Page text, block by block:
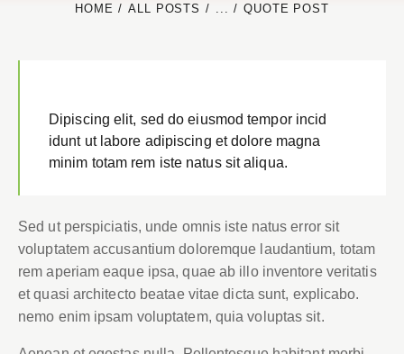
HOME ALL POSTS ... QUOTE POST
Dipiscing elit, sed do eiusmod tempor incid
idunt ut labore adipiscing et dolore magna
minim totam rem iste natus sit aliqua.
Sed ut perspiciatis, unde omnis iste natus error sit
voluptatem accusantium doloremque laudantium,
totam rem aperiam eaque ipsa, quae ab illo inventore
veritatis et quasi architecto beatae vitae dicta sunt,
explicabo. nemo enim ipsam voluptatem, quia voluptas